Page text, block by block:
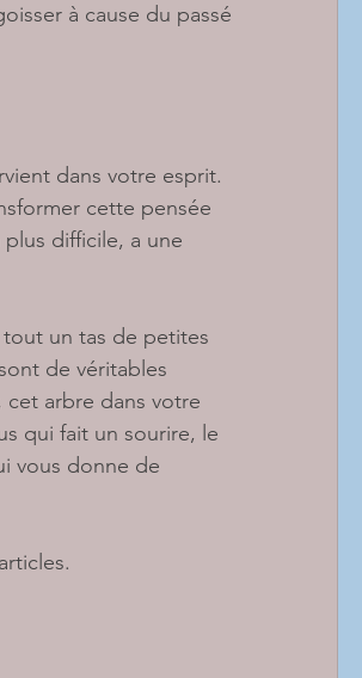
à cause du passé
dans votre esprit.
cette pensée
difficile, a une
un tas de petites
de véritables
cet arbre dans votre
qui fait un sourire, le
vous donne de